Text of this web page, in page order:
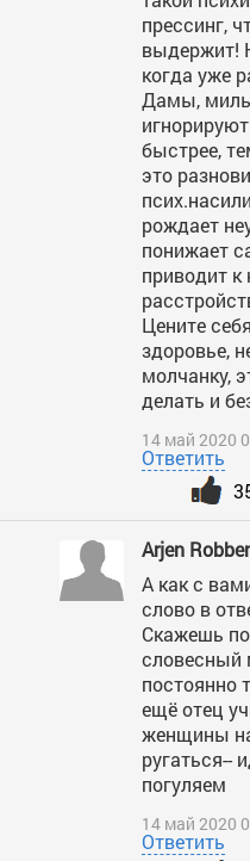
прессинг,
выдержит!
когда уже
Дамы,
быстрее,
это
рождает
понижает
приводит
Цените
здоровье,
молчанку,
делать и
14 май 2020
Ответить
Arjen
А как с
слово в
Скажешь
словесный
постоянно
ещё отец
женщины
ругаться--
погуляем
14 май 2020
Ответить